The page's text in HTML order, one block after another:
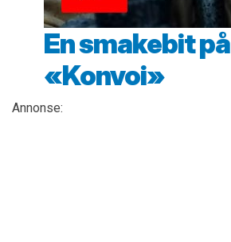
En smakebit på
«Konvoi»
Annonse: